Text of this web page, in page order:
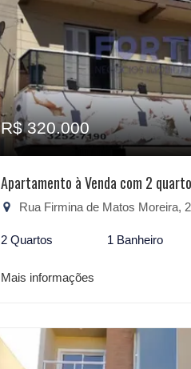
R$ 320.000
Apartamento à Venda com 2
Rua Firmina de Matos Moreira, 27
2 Quartos 1 Banheiro
Mais informações